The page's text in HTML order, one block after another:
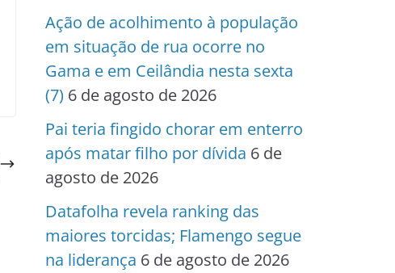
Ação de acolhimento à população
em situação de rua ocorre no
Gama e em Ceilândia nesta sexta
(7) 6 de agosto de 2026
Pai teria fingido chorar em enterro
após matar filho por dívida 6 de
agosto de 2026
Datafolha revela ranking das
maiores torcidas; Flamengo segue
na liderança 6 de agosto de 2026